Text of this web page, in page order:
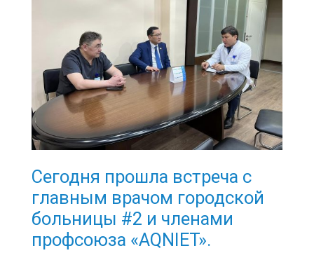
Сегодня прошла встреча с
главным врачом городской
больницы #2 и членами
профсоюза «AQNIET».